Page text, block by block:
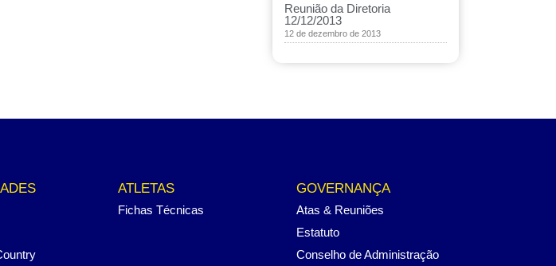
Reunião da Diretoria
12/12/2013
12 de dezembro de 2013
ATLETAS
Fichas Técnicas
GOVERNANÇA
Atas & Reuniões
Estatuto
Conselho de Administração